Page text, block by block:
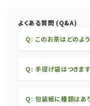
よくある質問 (Q&A)
Q: このお茶はどのよ
Q: 手提げ袋はつきま
Q: 包装紙に種類はあ